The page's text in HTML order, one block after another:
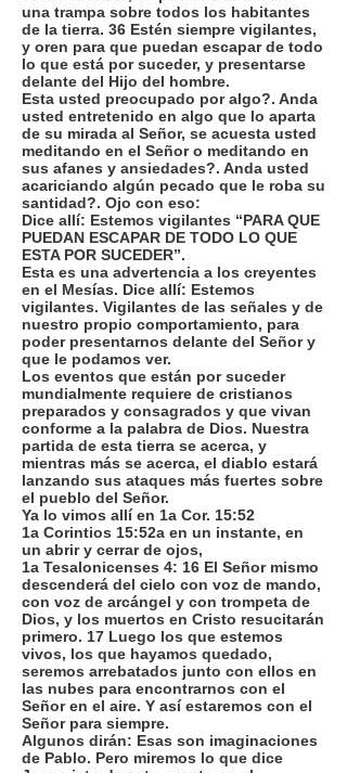
una trampa sobre todos los habitantes
de la tierra. 36 Estén siempre vigilantes,
y oren para que puedan escapar de todo
lo que está por suceder, y presentarse
delante del Hijo del hombre.
Esta usted preocupado por algo?. Anda
usted entretenido en algo que lo aparta
de su mirada al Señor, se acuesta usted
meditando en el Señor o meditando en
sus afanes y ansiedades?. Anda usted
acariciando algún pecado que le roba su
santidad?. Ojo con eso:
Dice allí: Estemos vigilantes “PARA QUE
PUEDAN ESCAPAR DE TODO LO QUE
ESTA POR SUCEDER”.
Esta es una advertencia a los creyentes
en el Mesías. Dice allí: Estemos
vigilantes. Vigilantes de las señales y de
nuestro propio comportamiento, para
poder presentarnos delante del Señor y
que le podamos ver.
Los eventos que están por suceder
mundialmente requiere de cristianos
preparados y consagrados y que vivan
conforme a la palabra de Dios. Nuestra
partida de esta tierra se acerca, y
mientras más se acerca, el diablo estará
lanzando sus ataques más fuertes sobre
el pueblo del Señor.
Ya lo vimos allí en 1a Cor. 15:52
1a Corintios 15:52a en un instante, en
un abrir y cerrar de ojos,
1a Tesalonicenses 4: 16 El Señor mismo
descenderá del cielo con voz de mando,
con voz de arcángel y con trompeta de
Dios, y los muertos en Cristo resucitarán
primero. 17 Luego los que estemos
vivos, los que hayamos quedado,
seremos arrebatados junto con ellos en
las nubes para encontrarnos con el
Señor en el aire. Y así estaremos con el
Señor para siempre.
Algunos dirán: Esas son imaginaciones
de Pablo. Pero miremos lo que dice